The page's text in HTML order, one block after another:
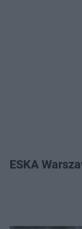
ESKA